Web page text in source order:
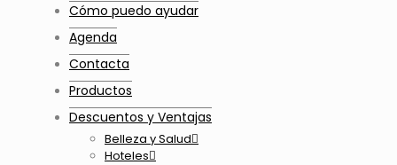
Cómo puedo ayudar
Agenda
Contacta
Productos
Descuentos y Ventajas
Belleza y Salud
Hoteles